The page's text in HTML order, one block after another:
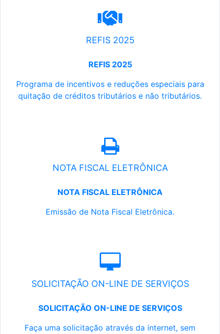
REFIS 2025
REFIS 2025
Programa de incentivos e reduções especiais para
quitação de créditos tributários e não tributários.
NOTA FISCAL ELETRÔNICA
NOTA FISCAL ELETRÔNICA
Emissão de Nota Fiscal Eletrônica.
SOLICITAÇÃO ON-LINE DE SERVIÇOS
SOLICITAÇÃO ON-LINE DE SERVIÇOS
Faça uma solicitação através da internet, sem